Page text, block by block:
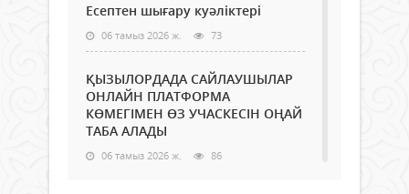
Есептен шығару куәліктері
06 тамыз 2026 ж. 73
ҚЫЗЫЛОРДАДА САЙЛАУШЫЛАР
ОНЛАЙН ПЛАТФОРМА
КӨМЕГІМЕН ӨЗ УЧАСКЕСІН ОҢАЙ
ТАБА АЛАДЫ
06 тамыз 2026 ж. 86